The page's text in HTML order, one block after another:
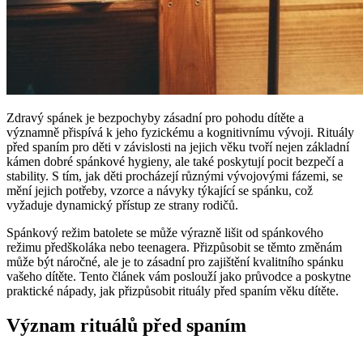
Zdravý spánek je bezpochyby zásadní pro pohodu dítěte a
významně přispívá k jeho fyzickému a kognitivnímu vývoji. Rituály
před spaním pro děti v závislosti na jejich věku tvoří nejen základní
kámen dobré spánkové hygieny, ale také poskytují pocit bezpečí a
stability. S tím, jak děti procházejí různými vývojovými fázemi, se
mění jejich potřeby, vzorce a návyky týkající se spánku, což
vyžaduje dynamický přístup ze strany rodičů.
Spánkový režim batolete se může výrazně lišit od spánkového
režimu předškoláka nebo teenagera. Přizpůsobit se těmto změnám
může být náročné, ale je to zásadní pro zajištění kvalitního spánku
vašeho dítěte. Tento článek vám poslouží jako průvodce a poskytne
praktické nápady, jak přizpůsobit rituály před spaním věku dítěte.
Význam rituálů před spaním